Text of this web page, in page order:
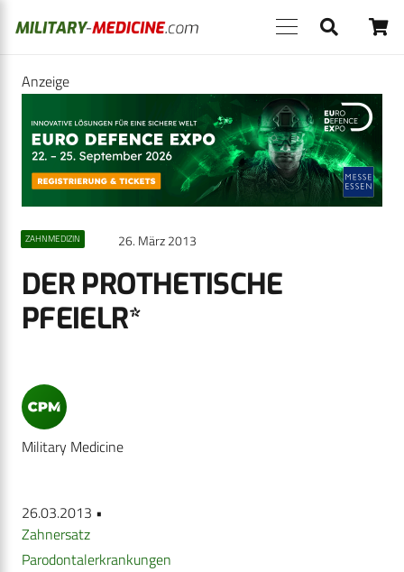
Anzeige
ZAHNMEDIZIN 26. März 2013
DER PROTHETISCHE
PFEIELR*
Military Medicine
26.03.2013 •
Zahnersatz
Parodontalerkrankungen